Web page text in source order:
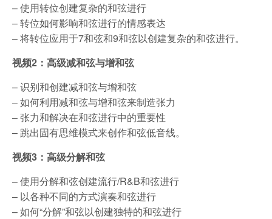
– 使用转位创建复杂的和弦进行
– 转位如何影响和弦进行的情感表达
– 将转位应用于7和弦和9和弦以创建复杂的和弦进行。
视频2：高级减和弦与增和弦
– 识别和创建减和弦与增和弦
– 如何利用减和弦与增和弦来制造张力
– 张力和解决在和弦进行中的重要性
– 跳出固有思维模式来创作和弦低音线。
视频3：高级分解和弦
– 使用分解和弦创建流行/R&B和弦进行
– 以各种不同的方式演奏和弦进行
– 如何“分解”和弦以创建独特的和弦进行